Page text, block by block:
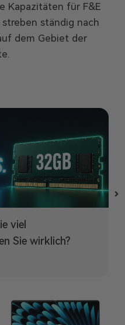
Kapazitäten für F&E
ständig nach
dem Gebiet der
viel
Sie wirklich?